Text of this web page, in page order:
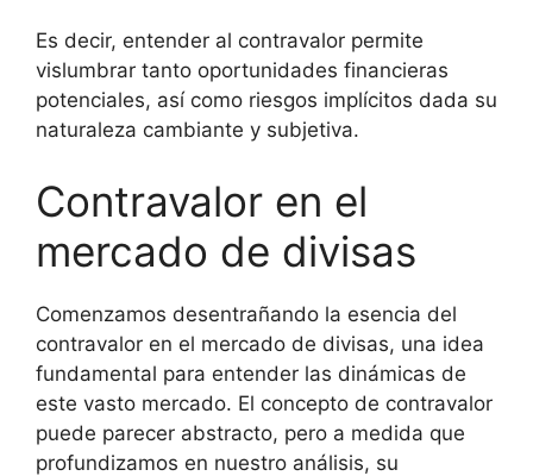
Es decir, entender al contravalor permite
vislumbrar tanto oportunidades financieras
potenciales, así como riesgos implícitos dada su
naturaleza cambiante y subjetiva.
Contravalor en el
mercado de divisas
Comenzamos desentrañando la esencia del
contravalor en el mercado de divisas, una idea
fundamental para entender las dinámicas de
este vasto mercado. El concepto de contravalor
puede parecer abstracto, pero a medida que
profundizamos en nuestro análisis, su